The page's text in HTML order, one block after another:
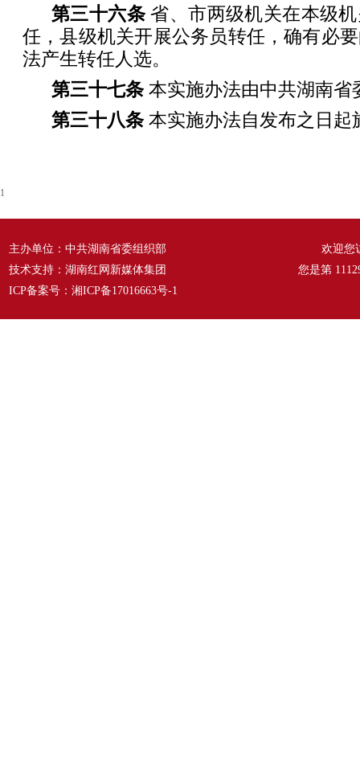
第三十六条省、市两级机关在本级
任，县级机关开展公务员转任，确有必
法产生转任人选。
第三十七条本实施办法由中共湖南省
第三十八条本实施办法自发布之日起
1
主办单位：中共湖南省委组织部
技术支持：湖南红网新媒体集团
ICP备案号： 湘ICP备17016663号-1
欢迎您
您是第